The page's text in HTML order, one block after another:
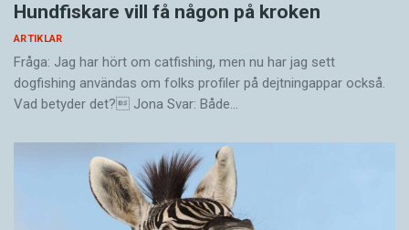
Hundfiskare vill få någon på kroken
ARTIKLAR
Fråga: Jag har hört om catfishing, men nu har jag sett
dogfishing användas om folks profiler på dejtningappar också.
Vad betyder det? Jona Svar: Både…